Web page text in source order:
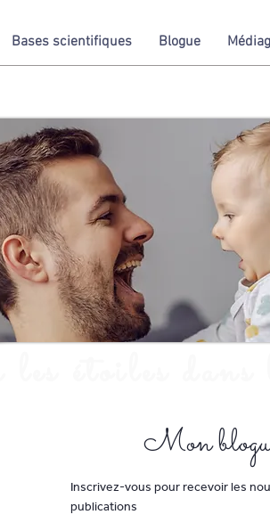
Bases scientifiques Blogue
étoiles dans
Mon
Inscrivez-vous pour recevoir les
publications